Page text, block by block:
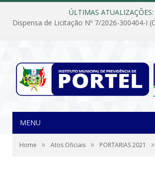
ÚLTIMAS ATUALIZAÇÕES:
MENU
Home » Atos Oficiais » PORTARIAS 2021 »